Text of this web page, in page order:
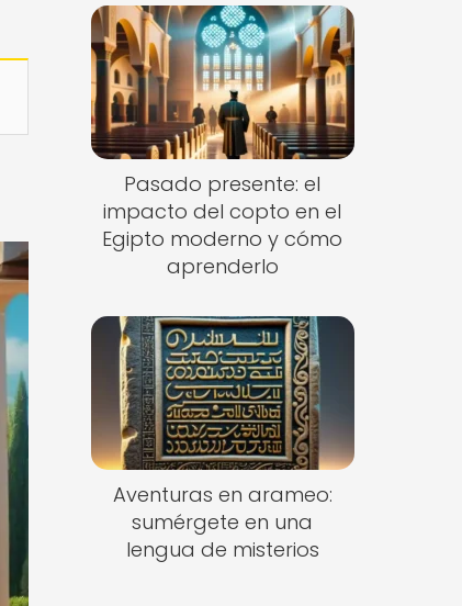
Pasado presente: el
impacto del copto en el
Egipto moderno y cómo
aprenderlo
Aventuras en arameo:
sumérgete en una
lengua de misterios